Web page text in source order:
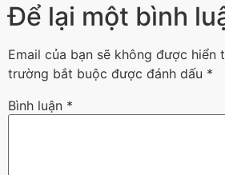
Để lại một bình
Email của bạn sẽ không được hiển
trường bắt buộc được đánh dấu *
Bình luận *